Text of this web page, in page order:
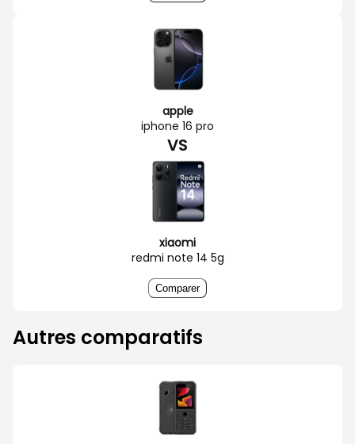
apple
iphone 16 pro
VS
xiaomi
redmi note 14 5g
Comparer
Autres comparatifs